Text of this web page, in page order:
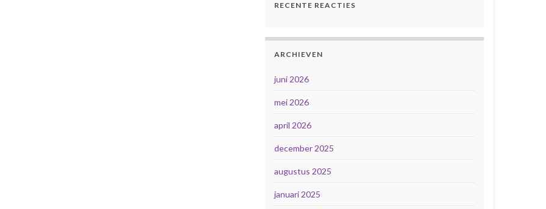
RECENTE REACTIES
ARCHIEVEN
juni 2026
mei 2026
april 2026
december 2025
augustus 2025
januari 2025